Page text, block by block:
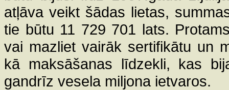
atļāva veikt šādas lietas,
tie būtu 11 729 701 lats.
vai mazliet vairāk sertifikātu un
kā maksāšanas līdzekli, kas
gandrīz vesela miljona ietvaros.